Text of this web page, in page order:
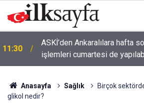
11:30
ASKİ’den Ankaralılara hafta
işlemleri cumartesi de
Anasayfa Sağlık
Birçok
glikol nedir?